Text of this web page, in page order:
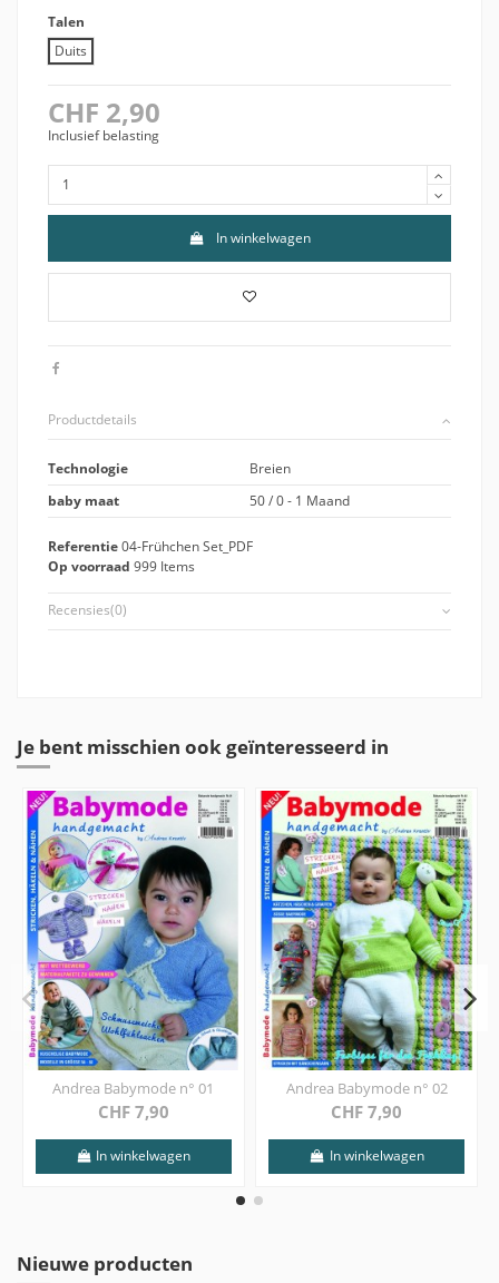
Talen
Duits
CHF 2,90
Inclusief belasting
In winkelwagen
Productdetails
Technologie
Breien
baby maat
50 / 0 - 1 Maand
Referentie04-Frühchen Set_PDF
Op voorraad 999 Items
Recensies(0)
Je bent misschien ook geïnteresseerd in
Andrea Babymode n° 01
CHF 7,90
In winkelwagen
Andrea Babymode n° 02
CHF 7,90
In winkelwagen
Nieuwe producten